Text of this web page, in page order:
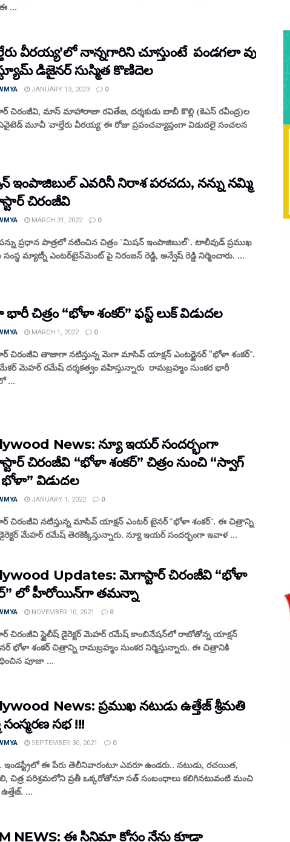
...
వీరయ్య’లో నాన్నగారిని చూస్తుంటే పండగలా వుంది
డిజైనర్ సుస్మిత కొణిదెల
JANUARY 13, 2023 0
చిరంజీవి, మాస్ మాహారాజా రవితేజ, దర్శకుడు బాబీ కొల్లి (కెఎస్ రవీంద్ర)ల
మూవీ 'వాల్తేరు వీరయ్య' ఈ రోజు ప్రపంచవ్యాప్తంగా విడుదలై సంచలన
ఇంపాజిబుల్ ఎవ‌రినీ నిరాశ‌ పరచదు, న‌న్ను న‌మ్మి
చిరంజీవి
MARCH 31, 2022 0
ప్రధాన పాత్రలో నటించిన చిత్రం `మిషన్ ఇంపాజిబుల్`. టాలీవుడ్ ప్రముఖ
మ్యాట్నీ ఎంటర్‌టైన్‌మెంట్ పై నిరంజన్ రెడ్డి, అన్వేష్ రెడ్డి నిర్మించారు. ...
చిత్రం “భోళా శంకర్” ఫస్ట్ లుక్ విడుదల
MARCH 1, 2022 0
చిరంజీవి తాజాగా నటిస్తున్న మెగా మాసివ్ యాక్షన్ ఎంటర్టైనర్ “భోళా శంకర్".
మెహర్ రమేష్ దర్శకత్వం వహిస్తున్నారు రామబ్రహ్మం సుంకర భారీ
...
News: న్యూ ఇయర్ సందర్భంగా
చిరంజీవి “భోళా శంకర్” చిత్రం నుంచి “స్వాగ్
విడుదల
JANUARY 1, 2022 0
చిరంజీవి నటిస్తున్న మాసివ్ యాక్షన్ ఎంటర్ టైనర్ "భోళా శంకర్". ఈ చిత్రాన్ని
మేహర్ రమేష్ తెరకెక్కిస్తున్నారు. న్యూ ఇయర్ సందర్భంగా ఇవాళ ...
Updates: మెగాస్టార్ చిరంజీవి “భోళా
లో హీరోయిన్‌గా తమన్నా
NOVEMBER 10, 2021 0
చిరంజీవి స్టైలీష్ డైరెక్టర్ మెహర్ రమేష్ కాంబినేషన్‌‌లో రాబోతోన్న యాక్షన్
భోళా శంకర్ చిత్రాన్ని రామబ్రహ్మం సుంకర నిర్మిస్తున్నారు. ఈ చిత్రానికి
పూజా ...
News: ప్రముఖ నటుడు ఉత్తేజ్ శ్రీమతి
సంస్మరణ సభ !!!
SEPTEMBER 30, 2021 0
ఇండస్ట్రీలో ఈ పేరు తెలీనివారంటూ ఎవరూ ఉండరు.. నటుడు, రచయిత,
చిత్ర పరిశ్రమలోని ప్రతీ ఒక్కరోతోనూ సత్ సంబంధాలు కలిగినటువంటి మంచి
...
NEWS: ఈ సినిమా కోసం నేను కూడా